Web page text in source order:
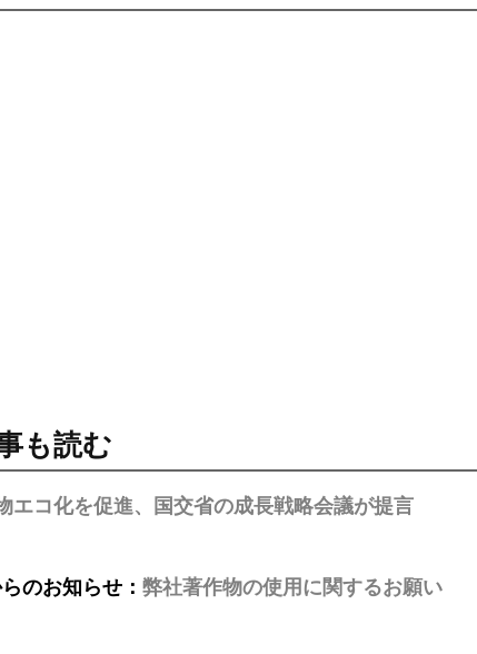
も読む
エコ化を促進、国交省の成長戦略会議が提言
のお知らせ： 弊社著作物の使用に関するお願い